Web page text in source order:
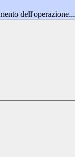
dell'operazione...